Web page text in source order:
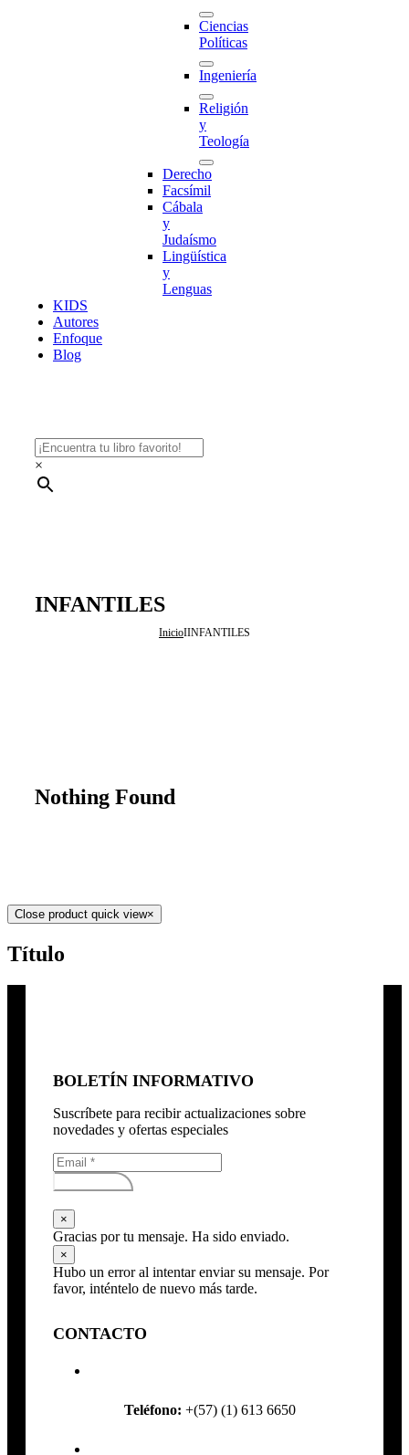
Ciencias
Políticas
Ingeniería
Religión
y
Teología
Derecho
Facsímil
Cábala
y
Judaísmo
Lingüística
y
Lenguas
KIDS
Autores
Enfoque
Blog
×
INFANTILES
InicioIINFANTILES
Nothing Found
Close product quick view×
Título
BOLETÍN INFORMATIVO
Suscríbete para recibir actualizaciones sobre
novedades y ofertas especiales
Subscribirse
×
Gracias por tu mensaje. Ha sido enviado.
×
Hubo un error al intentar enviar su mensaje. Por
favor, inténtelo de nuevo más tarde.
CONTACTO
Teléfono: +(57) (1) 613 6650